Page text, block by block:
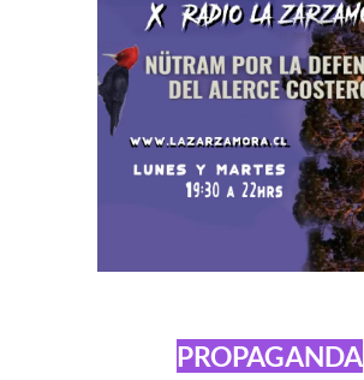
PROPAGANDA